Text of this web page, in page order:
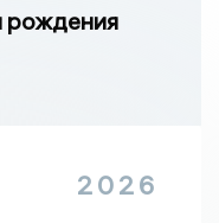
рождения
2026